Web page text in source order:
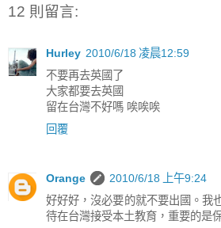
12 則留言:
Hurley 2010/6/18 凌晨12:59
不要再去英國了
大家都要去英國
留在台灣不好嗎 唉唉唉
回覆
Orange
2010/6/18 上午9:24
好好好，沒必要的就不要出國。我
待在台灣接受本土教育，重要的是